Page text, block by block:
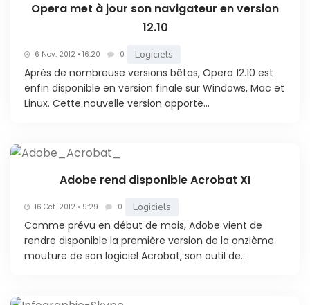
Opera met à jour son navigateur en version
12.10
6 Nov. 2012 • 16:20 0 Logiciels
Après de nombreuse versions bêtas, Opera 12.10 est
enfin disponible en version finale sur Windows, Mac et
Linux. Cette nouvelle version apporte...
Adobe rend disponible Acrobat XI
16 Oct. 2012 • 9:29 0 Logiciels
Comme prévu en début de mois, Adobe vient de
rendre disponible la première version de la onzième
mouture de son logiciel Acrobat, son outil de...